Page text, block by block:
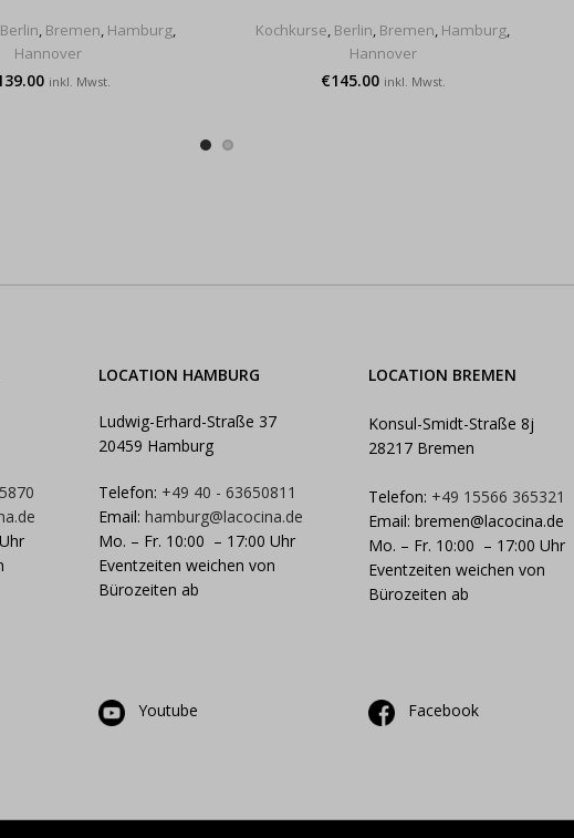
Berlin, Bremen, Hamburg,
Hannover
inkl. Mwst.
Kochkurse, Berlin, Bremen, Hamburg,
Hannover
€145.00 inkl. Mwst.
LOCATION HAMBURG
Ludwig-Erhard-Straße 37
20459 Hamburg
Telefon: +49 40 - 63650811
Email: hamburg@lacocina.de
Mo. – Fr. 10:00 – 17:00 Uhr
Eventzeiten weichen von
Bürozeiten ab
LOCATION BREMEN
Konsul-Smidt-Straße 8j
28217 Bremen
Telefon: +49 15566 365321
Email:bremen@lacocina.de
Mo. – Fr. 10:00 – 17:00 Uhr
Eventzeiten weichen von
Bürozeiten ab
Youtube Facebook